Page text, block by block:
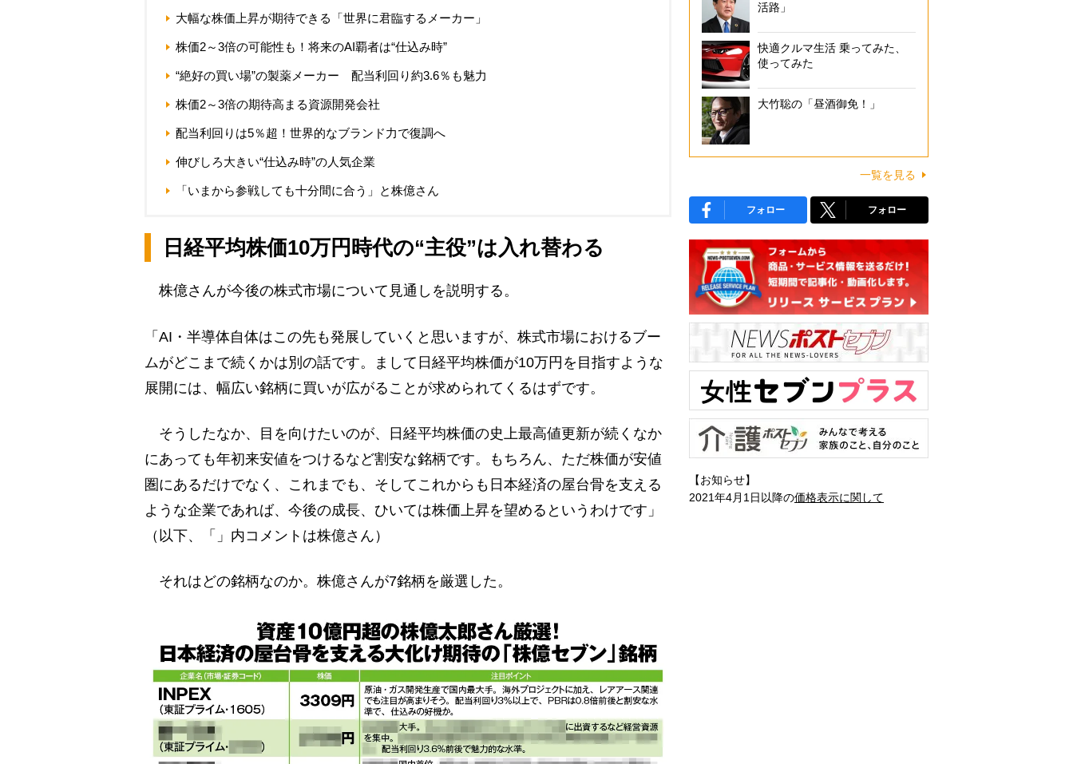
大幅な株価上昇が期待できる「世界に君臨するメーカー」
株価2～3倍の可能性も！将来のAI覇者は“仕込み時”
“絶好の買い場”の製薬メーカー 配当利回り約3.6％も魅力
株価2～3倍の期待高まる資源開発会社
配当利回りは5％超！世界的なブランド力で復調へ
伸びしろ大きい“仕込み時”の人気企業
「いまから参戦しても十分間に合う」と株億さん
日経平均株価10万円時代の“主役”は入れ替わる
株億さんが今後の株式市場について見通しを説明する。
「AI・半導体自体はこの先も発展していくと思いますが、株式市場におけるブー
ムがどこまで続くかは別の話です。まして日経平均株価が10万円を目指すような
展開には、幅広い銘柄に買いが広がることが求められてくるはずです。
そうしたなか、目を向けたいのが、日経平均株価の史上最高値更新が続くなか
にあっても年初来安値をつけるなど割安な銘柄です。もちろん、ただ株価が安値
圏にあるだけでなく、これまでも、そしてこれからも日本経済の屋台骨を支える
ような企業であれば、今後の成長、ひいては株価上昇を望めるというわけです」
（以下、「」内コメントは株億さん）
それはどの銘柄なのか。株億さんが7銘柄を厳選した。
活路」
快適クルマ生活 乗ってみた、
使ってみた
大竹聡の「昼酒御免！」
一覧を見る
フォロー フォロー
【お知らせ】
2021年4月1日以降の価格表示に関して